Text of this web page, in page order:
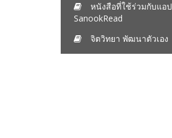
หนังสือที่ใช้ร่วมกับแอป
SanookRead
จิตวิทยา พัฒนาตัวเอง